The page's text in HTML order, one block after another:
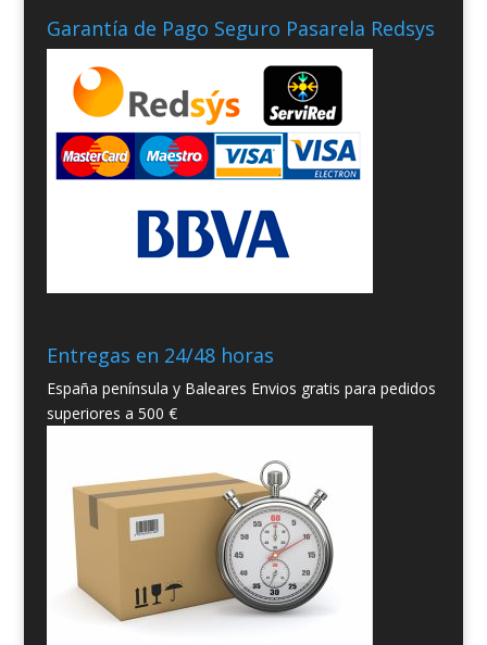
Garantía de Pago Seguro Pasarela Redsys
Entregas en 24/48 horas
España península y Baleares Envios gratis para pedidos
superiores a 500 €